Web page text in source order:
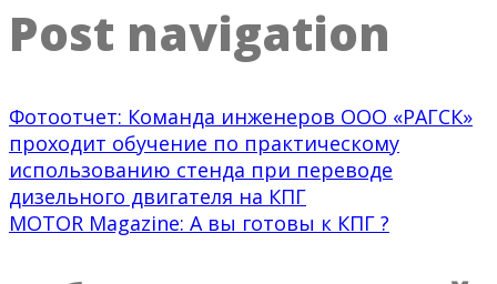
Post navigation
Фотоотчет: Команда инженеров ООО «РАГСК»
проходит обучение по практическому
использованию стенда при переводе
дизельного двигателя на КПГ
MOTOR Magazine: А вы готовы к КПГ ?